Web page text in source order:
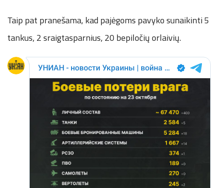
Taip pat pranešama, kad pajėgoms pavyko sunaikinti 5
tankus, 2 sraigtasparnius, 20 bepiločių orlaivių.